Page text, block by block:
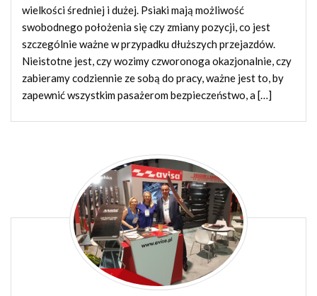
wielkości średniej i dużej. Psiaki mają możliwość
swobodnego położenia się czy zmiany pozycji, co jest
szczególnie ważne w przypadku dłuższych przejazdów.
Nieistotne jest, czy wozimy czworonoga okazjonalnie, czy
zabieramy codziennie ze sobą do pracy, ważne jest to, by
zapewnić wszystkim pasażerom bezpieczeństwo, a […]